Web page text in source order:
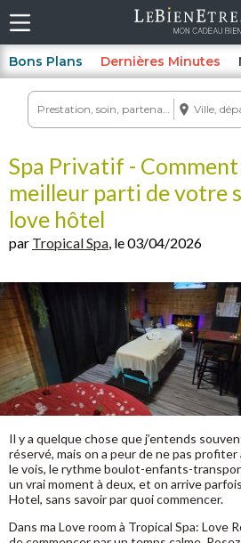
Bons Plans Dernières Minutes
Spa Privatif -
meilleur parti de votre
love hôtel
par Tropical Spa, le 03/04/2026
Il y a quelque chose que j’entends
réservé, mais on a peur de ne pas
le vois, le rythme boulot-enfants-
un vrai moment à deux, et on arrive
Hotel, sans savoir par quoi commencer.
Dans ma Love room à Tropical Spa: Love